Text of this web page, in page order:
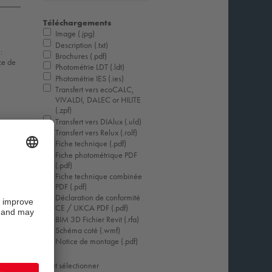
Téléchargements
Image (.jpg)
Description (.txt)
Brochures (.pdf)
Photométrie LDT (.ldt)
Photométrie IES (.ies)
Transfert vers ecoCALC,
VIVALDI, DALEC or HILITE
(.zpf)
Transfert vers DIAlux (.uld)
Transfert vers Relux (.rolf)
Fiche technique (.pdf)
Fiche photométrique PDF
(.pdf)
Fiche technique combinée
PDF (.pdf)
Déclaration de conformité
CE / UKCA PDF (.pdf)
BIM 3D Fichier Revit (.rfa)
Schéma coté (.wmf)
Notice de montage (.pdf)
Tout sélectionner
de